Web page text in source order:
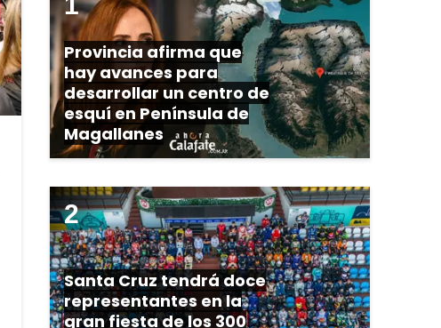
Provincia afirma que
hay avances para
desarrollar un centro de
esquí en Península de
Magallanes
Santa Cruz tendrá doce
representantes en la
gran fiesta de los 300